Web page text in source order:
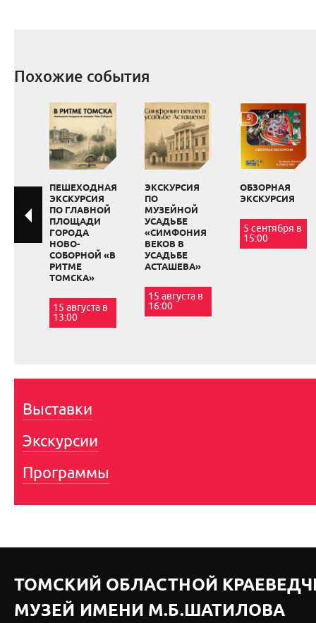
Похожие события
ПЕШЕХОДНАЯ
ЭКСКУРСИЯ
ПО ГЛАВНОЙ
ПЛОЩАДИ
ГОРОДА
НОВО-
СОБОРНОЙ «В
РИТМЕ
ТОМСКА»
15 августа в
13:00
ЭКСКУРСИЯ
ПО
МУЗЕЙНОЙ
УСАДЬБЕ
«СИМФОНИЯ
ВЕКОВ В
УСАДЬБЕ
АСТАШЕВА»
15 августа в
16:00
ОБЗОРНАЯ
ЭКСКУРСИЯ
5 сентября в
15:00
Выставки
Экскурсии
Программы
ТОМСКИЙ ОБЛАСТНОЙ
МУЗЕЙ ИМЕНИ М.Б.ШАТИЛОВА